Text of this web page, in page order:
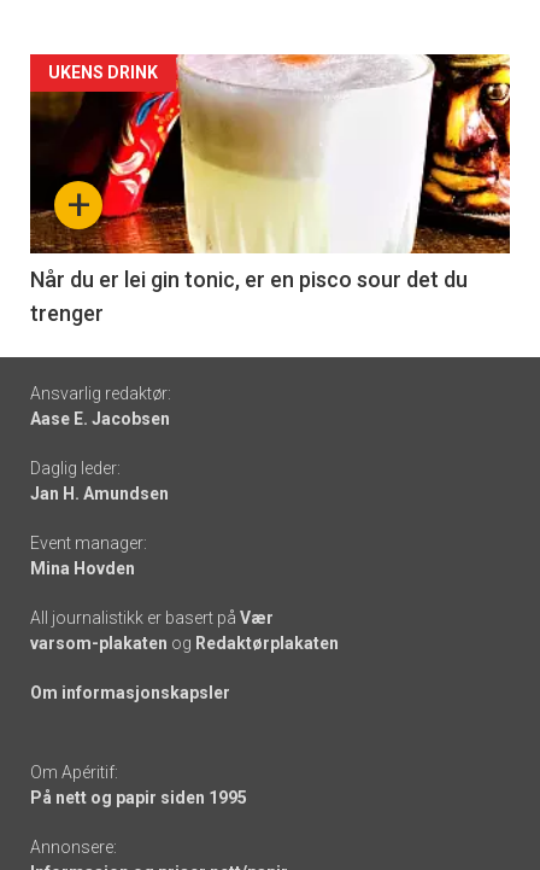
Forsiden
akkurat
nå
-
6
+
UKENS DRINK
Når du er lei gin tonic, er en pisco sour det du
trenger
Footer
-
links
Ansvarlig redaktør:
Aase E. Jacobsen
Daglig leder:
Jan H. Amundsen
Event manager:
Mina Hovden
All journalistikk er basert på Vær
varsom-plakaten og Redaktørplakaten
Om informasjonskapsler
Om Apéritif:
På nett og papir siden 1995
Annonsere: